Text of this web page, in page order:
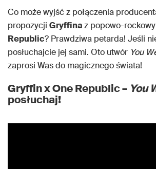
Co może wyjść z połączenia
propozycji Gryffinaz popowo-
Republic? Prawdziwa petarda! Jeśli
posłuchajcie jej sami. Oto utwór You
zaprosi Was do magicznego świata!
Gryffin x One Republic – You
posłuchaj!